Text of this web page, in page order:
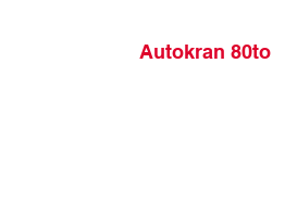
Autokran 80to